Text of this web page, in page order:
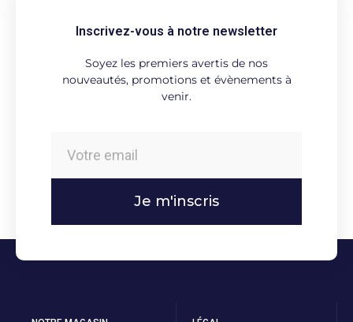
Inscrivez-vous à notre newsletter
Soyez les premiers avertis de nos
nouveautés, promotions et évènements à
venir.
Je m'inscris